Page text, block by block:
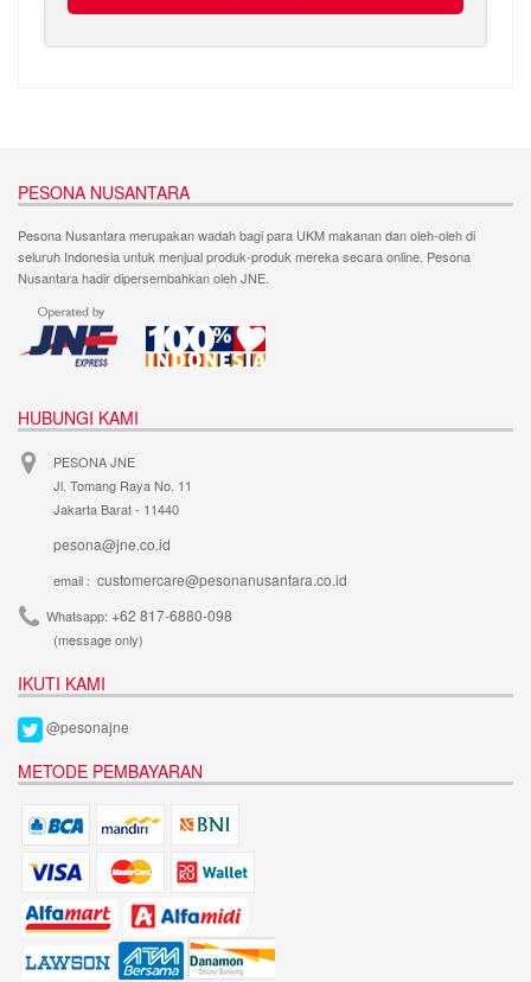
PESONA NUSANTARA
Pesona Nusantara merupakan wadah bagi para UKM makanan dan oleh-oleh di
seluruh Indonesia untuk menjual produk-produk mereka secara online. Pesona
Nusantara hadir dipersembahkan oleh JNE.
HUBUNGI KAMI
PESONA JNE
Jl. Tomang Raya No. 11
Jakarta Barat - 11440
pesona@jne.co.id
email : customercare@pesonanusantara.co.id
Whatsapp: +62 817-6880-098
(message only)
IKUTI KAMI
@pesonajne
METODE PEMBAYARAN